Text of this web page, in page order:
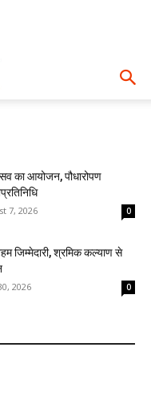
का आयोजन, पौधारोपण
7, 2026 0
जिम्मेदारी, श्रमिक कल्याण से
2026 0